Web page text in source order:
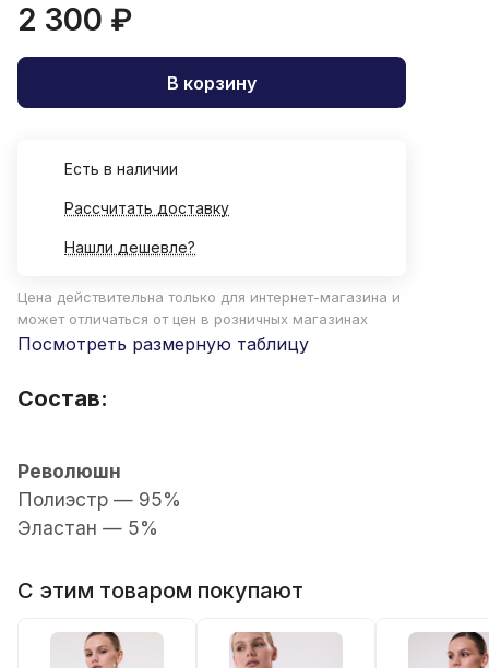
2 300 ₽
В корзину
Есть в наличии
Рассчитать доставку
Нашли дешевле?
Цена действительна только для интернет-магазина и
может отличаться от цен в розничных магазинах
Посмотреть размерную таблицу
Состав:
Революшн
Полиэстр — 95%
Эластан — 5%
С этим товаром покупают